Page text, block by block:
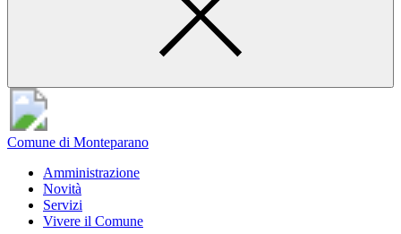
Comune di Monteparano
Amministrazione
Novità
Servizi
Vivere il Comune